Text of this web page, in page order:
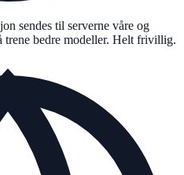
sendes til serverne våre og
trene bedre modeller. Helt frivillig.